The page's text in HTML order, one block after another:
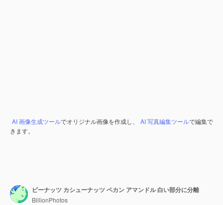
AI 画像生成ツールでオリジナル画像を作成し、 AI 写真編集ツールで編集で
きます。
ピーナッツ カシューナッツ ペカン アマンドル 白い部分に分離
BillionPhotos